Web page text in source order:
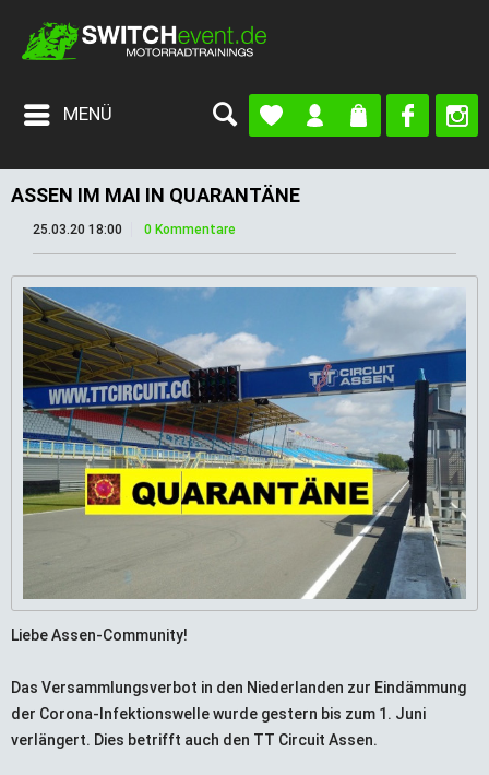
MENÜ
ASSEN IM MAI IN QUARANTÄNE
25.03.20 18:00 0 Kommentare
Liebe Assen-Community!
Das Versammlungsverbot in den Niederlanden zur Eindämmung
der Corona-Infektionswelle wurde gestern bis zum 1. Juni
verlängert. Dies betrifft auch den TT Circuit Assen.